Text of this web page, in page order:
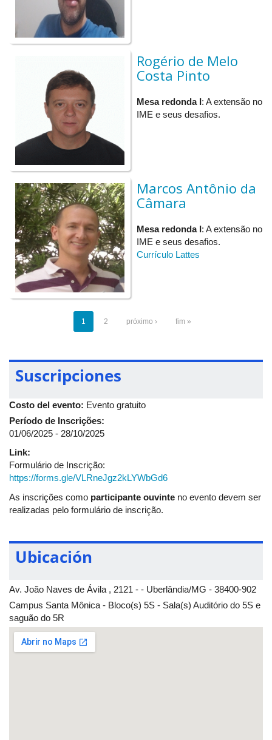
Rogério de Melo
Costa Pinto
Mesa redonda I: A extensão no
IME e seus desafios.
Marcos Antônio da
Câmara
Mesa redonda I: A extensão no
IME e seus desafios.
Currículo Lattes
1 2 próximo › fim »
Suscripciones
Costo del evento: Evento gratuito
Período de Inscrições:
01/06/2025 - 28/10/2025
Link:
Formulário de Inscrição:
https://forms.gle/VLRneJgz2kLYWbGd6
As inscrições como participante ouvinte no evento devem ser
realizadas pelo formulário de inscrição.
Ubicación
Av. João Naves de Ávila , 2121 - - Uberlândia/MG - 38400-902
Campus Santa Mônica - Bloco(s) 5S - Sala(s) Auditório do 5S e
saguão do 5R